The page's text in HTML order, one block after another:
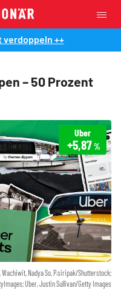
verdoppeln ++
– 50 Prozent
Wachiwit, Nadya So, P.siripak/Shutterstock;
Uber, Justin Sullivan/Getty Images
Uber
+5,87%